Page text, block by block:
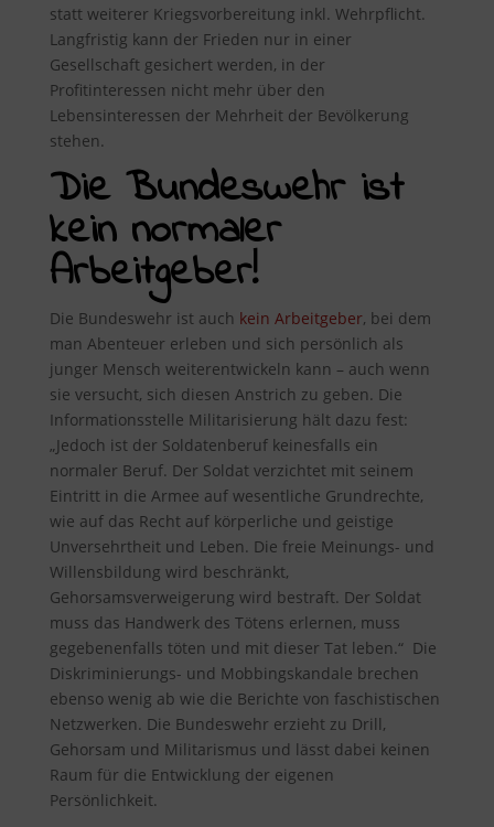
statt weiterer Kriegsvorbereitung inkl. Wehrpflicht.
Langfristig kann der Frieden nur in einer
Gesellschaft gesichert werden, in der
Profitinteressen nicht mehr über den
Lebensinteressen der Mehrheit der Bevölkerung
stehen.
Die Bundeswehr ist
kein normaler
Arbeitgeber!
Die Bundeswehr ist auch kein Arbeitgeber, bei dem
man Abenteuer erleben und sich persönlich als
junger Mensch weiterentwickeln kann – auch wenn
sie versucht, sich diesen Anstrich zu geben. Die
Informationsstelle Militarisierung hält dazu fest:
„Jedoch ist der Soldatenberuf keinesfalls ein
normaler Beruf. Der Soldat verzichtet mit seinem
Eintritt in die Armee auf wesentliche Grundrechte,
wie auf das Recht auf körperliche und geistige
Unversehrtheit und Leben. Die freie Meinungs- und
Willensbildung wird beschränkt,
Gehorsamsverweigerung wird bestraft. Der Soldat
muss das Handwerk des Tötens erlernen, muss
gegebenenfalls töten und mit dieser Tat leben.“ Die
Diskriminierungs- und Mobbingskandale brechen
ebenso wenig ab wie die Berichte von faschistischen
Netzwerken. Die Bundeswehr erzieht zu Drill,
Gehorsam und Militarismus und lässt dabei keinen
Raum für die Entwicklung der eigenen
Persönlichkeit.